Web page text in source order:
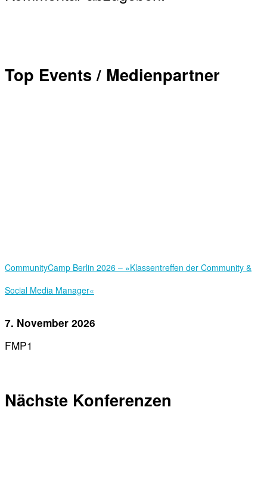
Top Events / Medienpartner
Community­Camp Berlin 2026 – »Klassentreffen der Community &
Social Media Manager«
7. November 2026
FMP1
Nächste Konferenzen